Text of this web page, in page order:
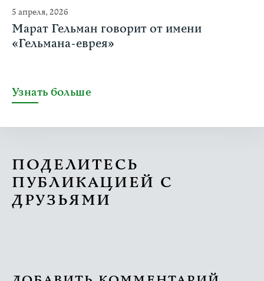
5 апреля, 2026
Марат Гельман говорит от имени
«Гельмана-еврея»
Узнать больше
ПОДЕЛИТЕСЬ
ПУБЛИКАЦИЕЙ С
ДРУЗЬЯМИ